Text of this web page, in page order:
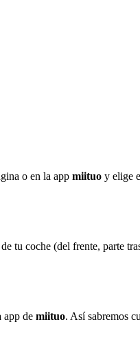
o en la app miituo y elige
tu coche (del frente, parte
app de miituo. Así sabremos